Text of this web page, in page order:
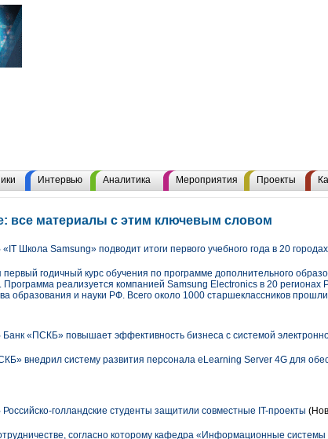
Интервью Аналитика Мероприятия Проекты
все материалы с этим ключевым словом
«IT Школа Samsung» подводит итоги первого учебного года в 20
годичный курс обучения по программе дополнительного
Программа реализуется компанией Samsung Electronics в 20 регионах
образования и науки РФ. Всего около 1000 старшеклассников
Банк «ПСКБ» повышает эффективность бизнеса с системой
внедрил систему развития персонала eLearning Server 4G для
Российско-голландские студенты защитили совместные IT-проекты
согласно которому кафедра «Информационные